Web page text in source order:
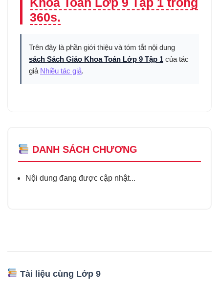
360s.
Trên đây là phần giới thiệu và tóm tắt nội dung
sách Sách Giáo Khoa Toán Lớp 9 Tập 1 của tác
giả Nhiều tác giả.
DANH SÁCH CHƯƠNG
Nội dung đang được cập nhật...
Tài liệu cùng Lớp 9